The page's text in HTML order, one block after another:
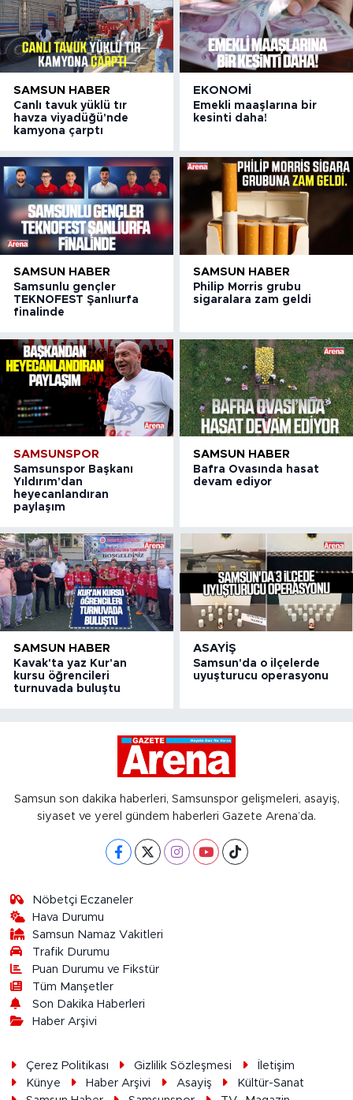
SAMSUN HABER
Canlı tavuk yüklü tır
havza viyadüğü'nde
kamyona çarptı
EKONOMI
Emekli maaşlarına bir
kesinti daha!
SAMSUN HABER
Samsunlu gençler
TEKNOFEST Şanlıurfa
finalinde
SAMSUN HABER
Philip Morris grubu
sigaralara zam geldi
SAMSUNSPOR
Samsunspor Başkanı
Yıldırım'dan
heyecanlandıran
paylaşım
SAMSUN HABER
Bafra Ovasında hasat
devam ediyor
SAMSUN HABER
Kavak'ta yaz Kur'an
kursu öğrencileri
turnuvada buluştu
ASAYIŞ
Samsun'da o ilçelerde
uyuşturucu operasyonu
Samsun son dakika haberleri, Samsunspor gelişmeleri, asayiş,
siyaset ve yerel gündem haberleri Gazete Arena’da.
Nöbetçi Eczaneler
Hava Durumu
Samsun Namaz Vakitleri
Trafik Durumu
Puan Durumu ve Fikstür
Tüm Manşetler
Son Dakika Haberleri
Haber Arşivi
Çerez Politikası Gizlilik Sözleşmesi
İletişim
Künye
Haber Arşivi Asayiş
Kültür-Sanat